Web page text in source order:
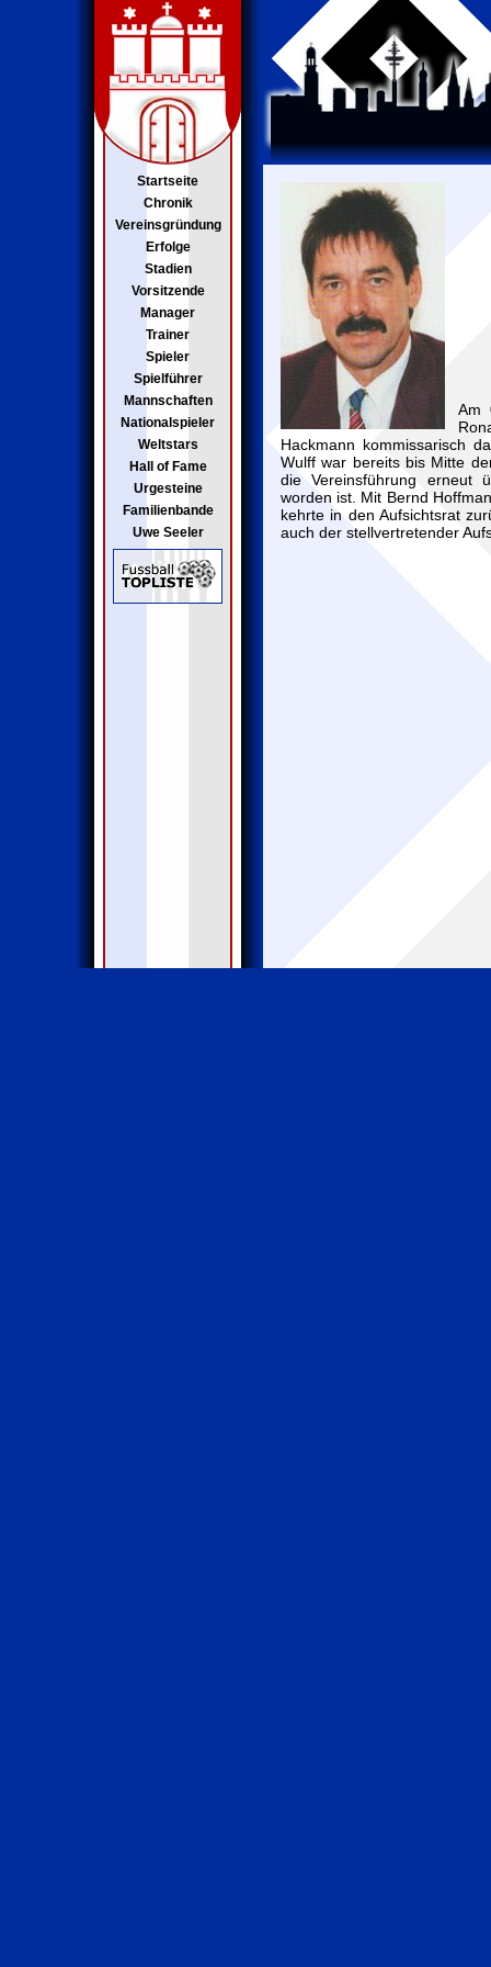
Startseite
Chronik
Vereinsgründung
Erfolge
Stadien
Vorsitzende
Manager
Trainer
Spieler
Spielführer
Mannschaften
Nationalspieler
Weltstars
Hall of Fame
Urgesteine
Familienbande
Uwe Seeler
Am
Hackmann kommissarisch
Wulff war bereits bis Mitte
die Vereinsführung erneut
worden ist. Mit Bernd
kehrte in den Aufsichtsrat
auch der stellvertretender